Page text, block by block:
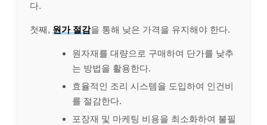
다.
첫째, 원가 절감을 통해 낮은 가격을 유지해야 한다.
원자재를 대량으로 구매하여 단가를 낮추
는 방법을 활용한다.
효율적인 조리 시스템을 도입하여 인건비
를 절감한다.
포장재 및 마케팅 비용을 최소화하여 불필